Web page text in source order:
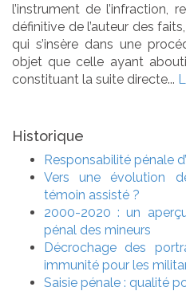
l’instrument de l’infraction,
définitive de l’auteur des
qui s’insère dans une
objet que celle ayant
constituant la suite directe...
Historique
Responsabilité pénale
Vers une évolution
témoin assisté ?
2000-2020 : un
pénal des mineurs
Décrochage des
immunité pour les
Saisie pénale : qualité